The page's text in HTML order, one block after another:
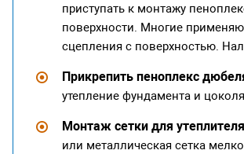
приступать к монтажу
поверхности. Многие
сцепления с поверхностью.
Прикрепить пеноплекс
утепление фундамента и
Монтаж сетки для утеплителя
или металлическая сетка